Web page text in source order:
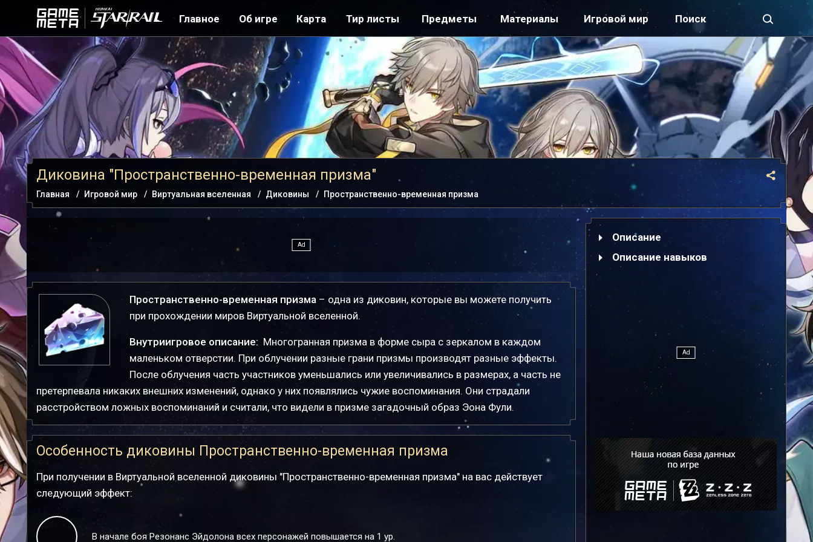
Главное Об игре Карта Тир листы Предметы Материалы Игровой мир
Диковина "Пространственно-временная призма"
Главная Игровой мир Виртуальная вселенная Диковины Пространственно-временная призма
Пространственно-временная призма– одна из диковин, которые вы можете получить
при прохождении миров Виртуальной вселенной.
Внутриигровое описание: Многогранная призма в форме сыра с зеркалом в каждом
маленьком отверстии. При облучении разные грани призмы производят разные эффекты.
После облучения часть участников уменьшались или увеличивались в размерах, а часть не
претерпевала никаких внешних изменений, однако у них появлялись чужие воспоминания. Они страдали
расстройством ложных воспоминаний и считали, что видели в призме загадочный образ Эона Фули.
Особенность диковины Пространственно-временная призма
При получении в Виртуальной вселенной диковины "Пространственно-временная призма" на вас действует
следующий эффект:
В начале боя Резонанс Эйдолона всех персонажей повышается на 1 ур.
Описание
Описание навыков